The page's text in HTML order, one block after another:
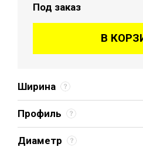
Ширина
Профиль
Диаметр
Под заказ
В